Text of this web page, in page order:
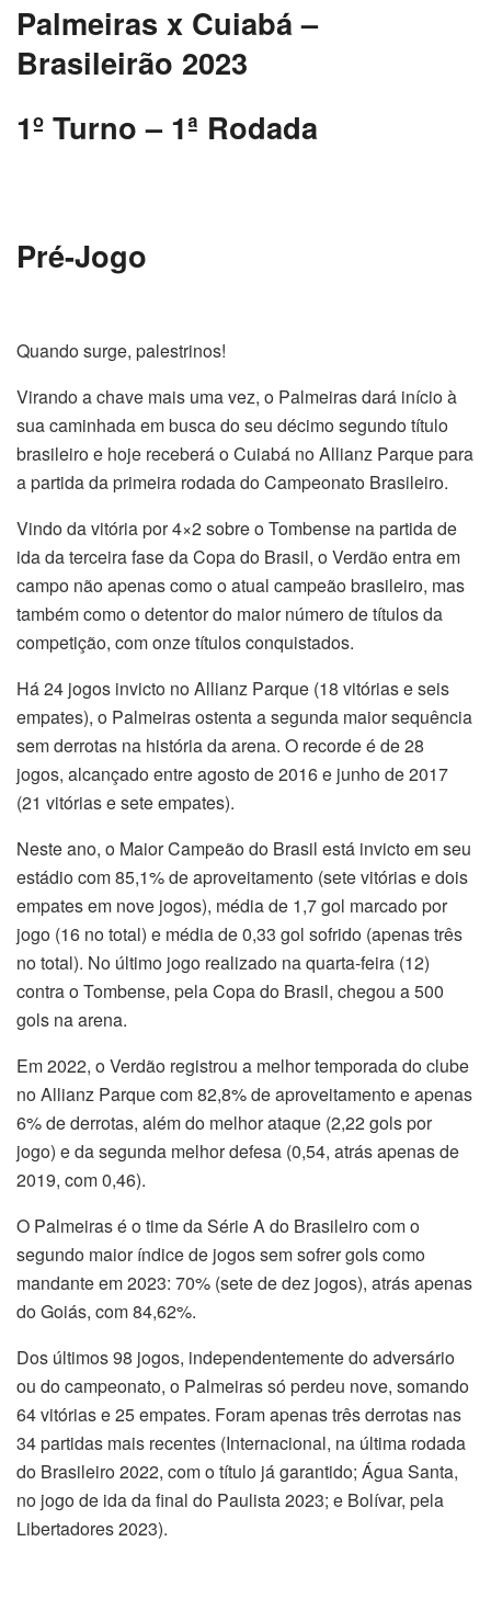
Palmeiras x Cuiabá –
Brasileirão 2023
1º Turno – 1ª Rodada
Pré-Jogo
Quando surge, palestrinos!
Virando a chave mais uma vez, o Palmeiras dará início à
sua caminhada em busca do seu décimo segundo título
brasileiro e hoje receberá o Cuiabá no Allianz Parque para
a partida da primeira rodada do Campeonato Brasileiro.
Vindo da vitória por 4×2 sobre o Tombense na partida de
ida da terceira fase da Copa do Brasil, o Verdão entra em
campo não apenas como o atual campeão brasileiro, mas
também como o detentor do maior número de títulos da
competição, com onze títulos conquistados.
Há 24 jogos invicto no Allianz Parque (18 vitórias e seis
empates), o Palmeiras ostenta a segunda maior sequência
sem derrotas na história da arena. O recorde é de 28
jogos, alcançado entre agosto de 2016 e junho de 2017
(21 vitórias e sete empates).
Neste ano, o Maior Campeão do Brasil está invicto em seu
estádio com 85,1% de aproveitamento (sete vitórias e dois
empates em nove jogos), média de 1,7 gol marcado por
jogo (16 no total) e média de 0,33 gol sofrido (apenas três
no total). No último jogo realizado na quarta-feira (12)
contra o Tombense, pela Copa do Brasil, chegou a 500
gols na arena.
Em 2022, o Verdão registrou a melhor temporada do clube
no Allianz Parque com 82,8% de aproveitamento e apenas
6% de derrotas, além do melhor ataque (2,22 gols por
jogo) e da segunda melhor defesa (0,54, atrás apenas de
2019, com 0,46).
O Palmeiras é o time da Série A do Brasileiro com o
segundo maior índice de jogos sem sofrer gols como
mandante em 2023: 70% (sete de dez jogos), atrás apenas
do Goiás, com 84,62%.
Dos últimos 98 jogos, independentemente do adversário
ou do campeonato, o Palmeiras só perdeu nove, somando
64 vitórias e 25 empates. Foram apenas três derrotas nas
34 partidas mais recentes (Internacional, na última rodada
do Brasileiro 2022, com o título já garantido; Água Santa,
no jogo de ida da final do Paulista 2023; e Bolívar, pela
Libertadores 2023).